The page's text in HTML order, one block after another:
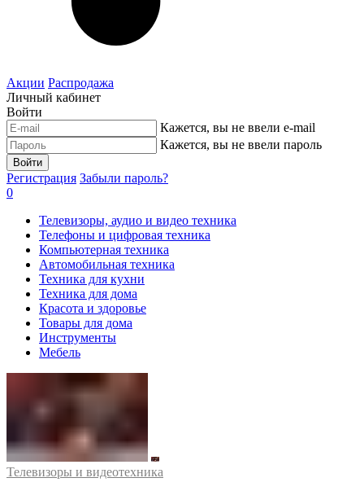
Акции Распродажа
Личный кабинет
Войти
Кажется, вы не ввели e-mail
Кажется, вы не ввели пароль
Войти
Регистрация Забыли пароль?
0
Телевизоры, аудио и видео техника
Телефоны и цифровая техника
Компьютерная техника
Автомобильная техника
Техника для кухни
Техника для дома
Красота и здоровье
Товары для дома
Инструменты
Мебель
Телевизоры и видеотехника